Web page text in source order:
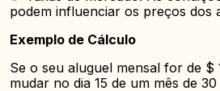
podem influenciar os preços dos
Exemplo de Cálculo
Se o seu aluguel mensal for de $
mudar no dia 15 de um mês de